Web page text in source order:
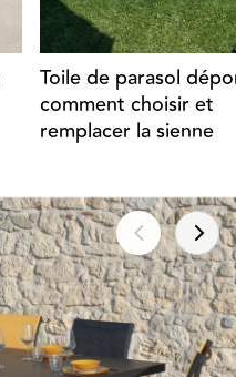
Toile de parasol
comment choisir et
remplacer la sienne